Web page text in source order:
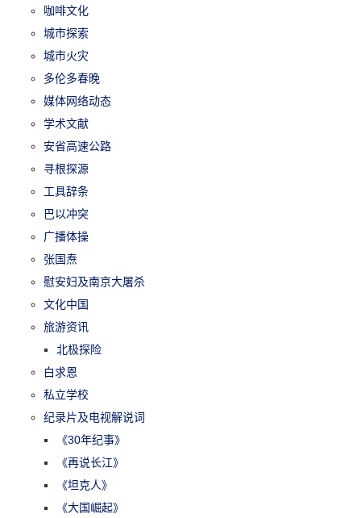
咖啡文化
城市探索
城市火灾
多伦多春晚
媒体网络动态
学术文献
安省高速公路
寻根探源
工具辞条
巴以冲突
广播体操
张国焘
慰安妇及南京大屠杀
文化中国
旅游资讯
北极探险
白求恩
私立学校
纪录片及电视解说词
《30年纪事》
《再说长江》
《坦克人》
《大国崛起》